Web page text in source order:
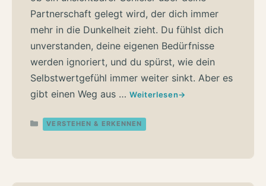
Partnerschaft gelegt wird, der dich immer
mehr in die Dunkelheit zieht. Du fühlst dich
unverstanden, deine eigenen Bedürfnisse
werden ignoriert, und du spürst, wie dein
Selbstwertgefühl immer weiter sinkt. Aber es
gibt einen Weg aus … Weiterlesen
Kategorien
VERSTEHEN & ERKENNEN